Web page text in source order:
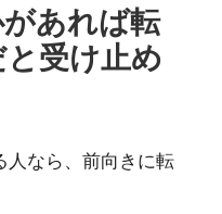
あれば転
受け止め
人なら、前向きに転